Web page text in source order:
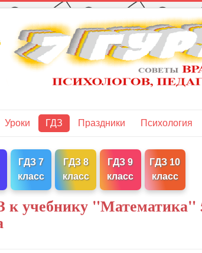
Уроки ГДЗ Праздники Психология
ГДЗ 7
класс
ГДЗ 8
класс
ГДЗ 9
класс
ГДЗ 10
класс
к учебнику "Математика"